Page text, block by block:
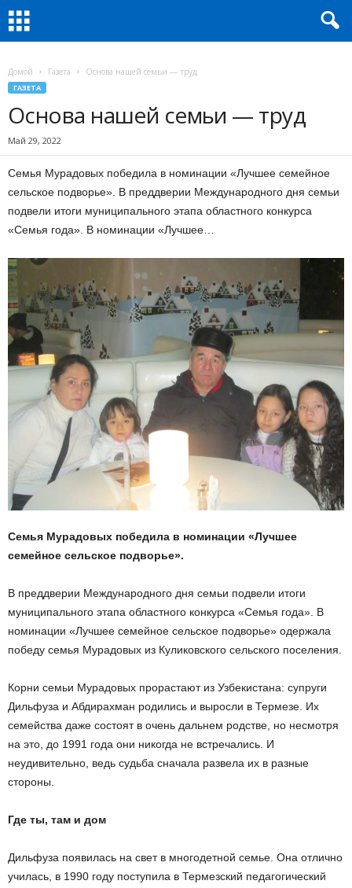
Домой Газета Основа нашей семьи — труд
ГАЗЕТА
Основа нашей семьи — труд
Май 29, 2022
Семья Мурадовых победила в номинации «Лучшее семейное
сельское подворье». В преддверии Международного дня семьи
подвели итоги муниципального этапа областного конкурса
«Семья года». В номинации «Лучшее…
Семья Мурадовых победила в номинации «Лучшее
семейное сельское подворье».
В преддверии Международного дня семьи подвели итоги
муниципального этапа областного конкурса «Семья года». В
номинации «Лучшее семейное сельское подворье» одержала
победу семья Мурадовых из Куликовского сельского поселения.
Корни семьи Мурадовых прорастают из Узбекистана: супруги
Дильфуза и Абдирахман родились и выросли в Термезе. Их
семейства даже состоят в очень дальнем родстве, но несмотря
на это, до 1991 года они никогда не встречались. И
неудивительно, ведь судьба сначала развела их в разные
стороны.
Где ты, там и дом
Дильфуза появилась на свет в многодетной семье. Она отлично
училась, в 1990 году поступила в Термезский педагогический